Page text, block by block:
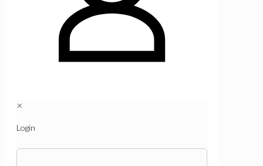
✕
Login